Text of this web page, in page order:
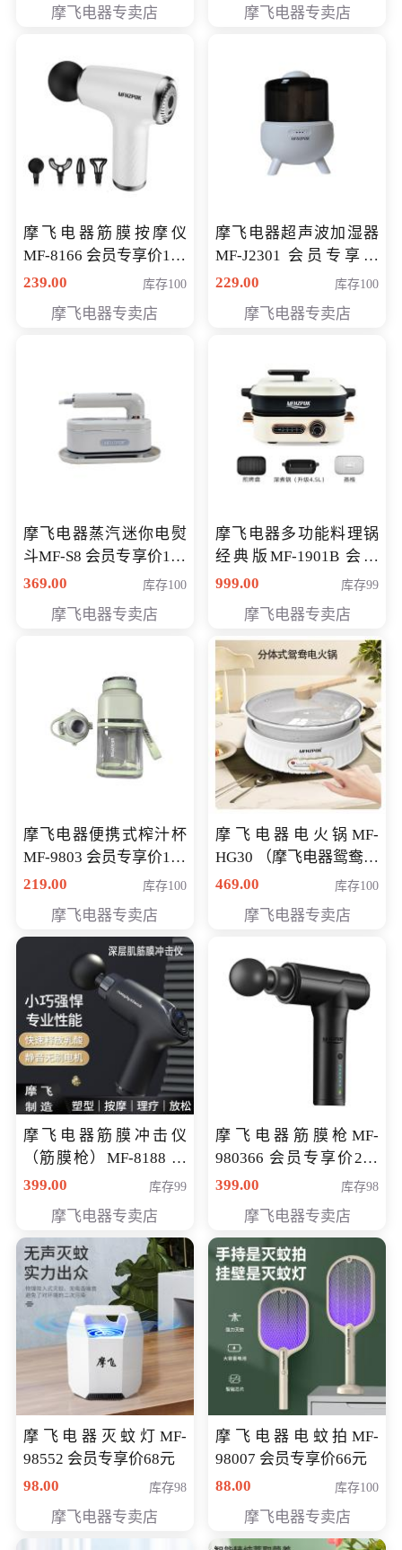
摩飞电器专卖店 摩飞电器专卖店
摩飞电器筋膜按摩仪
MF-8166 会员专享价168
元
239.00 库存100
摩飞电器专卖店
摩飞电器超声波加湿器
MF-J2301 会员专享价
168元
229.00 库存100
摩飞电器专卖店
摩飞电器蒸汽迷你电熨
斗MF-S8 会员专享价168
元
369.00 库存100
摩飞电器专卖店
摩飞电器多功能料理锅
经典版MF-1901B 会员
专享价399元
999.00 库存99
摩飞电器专卖店
摩飞电器便携式榨汁杯
MF-9803 会员专享价138
元
219.00 库存100
摩飞电器专卖店
摩飞电器电火锅MF-
HG30 （摩飞电器鸳鸯锅
MF-HG30 ） 会员专享价
469.00 库存100
摩飞电器专卖店
摩飞电器筋膜冲击仪
（筋膜枪）MF-8188 会
员专享价268元
399.00 库存99
摩飞电器专卖店
摩飞电器筋膜枪MF-
980366 会员专享价299
元
399.00 库存98
摩飞电器专卖店
摩飞电器灭蚊灯MF-
98552 会员专享价68元
98.00
库存98
摩飞电器专卖店
摩飞电器电蚊拍MF-
98007 会员专享价66元
88.00
库存100
摩飞电器专卖店